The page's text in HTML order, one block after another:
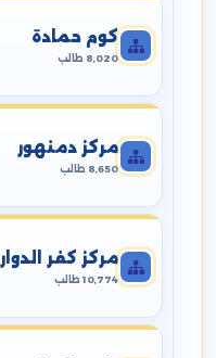
كوم حمادة
8,020 طالب
مركز دمنهور
8,650 طالب
مركز كفر الدوار
10,774 طالب